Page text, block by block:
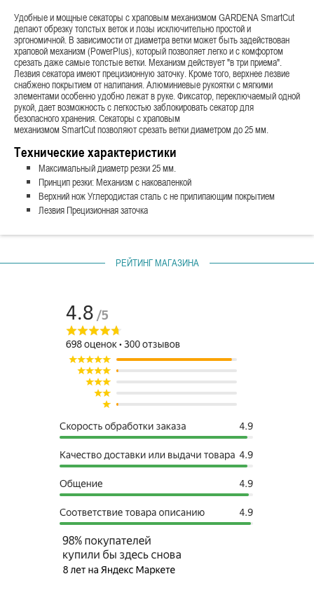
Удобные и мощные секаторы с храповым механизмом GARDENA SmartCut
делают обрезку толстых веток и лозы исключительно простой и
эргономичной. В зависимости от диаметра ветки может быть задействован
храповой механизм (PowerPlus), который позволяет легко и с комфортом
срезать даже самые толстые ветки. Механизм действует "в три приема".
Лезвия секатора имеют прецизионную заточку. Кроме того, верхнее лезвие
снабжено покрытием от налипания. Алюминиевые рукоятки с мягкими
элементами особенно удобно лежат в руке. Фиксатор, переключаемый одной
рукой, дает возможность с легкостью заблокировать секатор для
безопасного хранения. Секаторы с храповым
механизмом SmartCut позволяют срезать ветки диаметром до 25 мм.
Технические характеристики
Максимальный диаметр резки 25 мм.
Принцип резки: Механизм с наковаленкой
Верхний нож Углеродистая сталь с не прилипающим покрытием
Лезвия Прецизионная заточка
РЕЙТИНГ МАГАЗИНА